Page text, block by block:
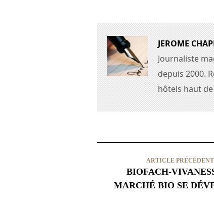
JEROME
Journaliste
depuis 2000.
hôtels haut
ARTICLE PRÉCÉDENT
BIOFACH-
MARCHÉ BIO SE